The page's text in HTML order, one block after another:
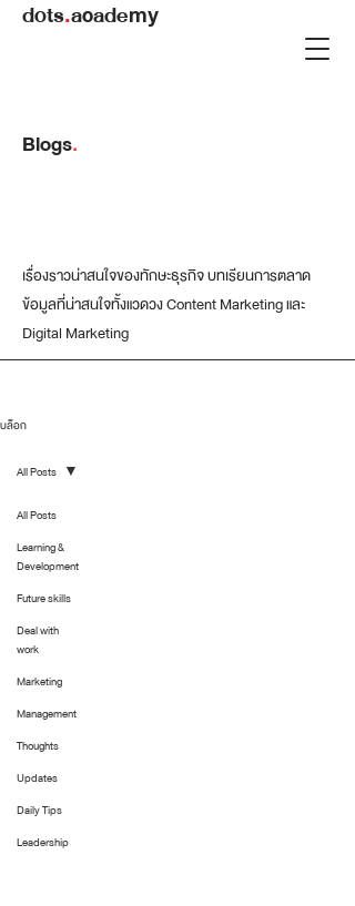
dots.academy
Blogs.
เรื่องราวน่าสนใจของทักษะธุรกิจ บทเรียนการตลาด
ข้อมูลที่น่าสนใจทั้งแวดวง Content Marketing และ
Digital Marketing
บล็อก
All Posts
Learning &
Development
Future skills
Deal with
work
Marketing
Management
Thoughts
Updates
Daily Tips
Leadership
All Posts